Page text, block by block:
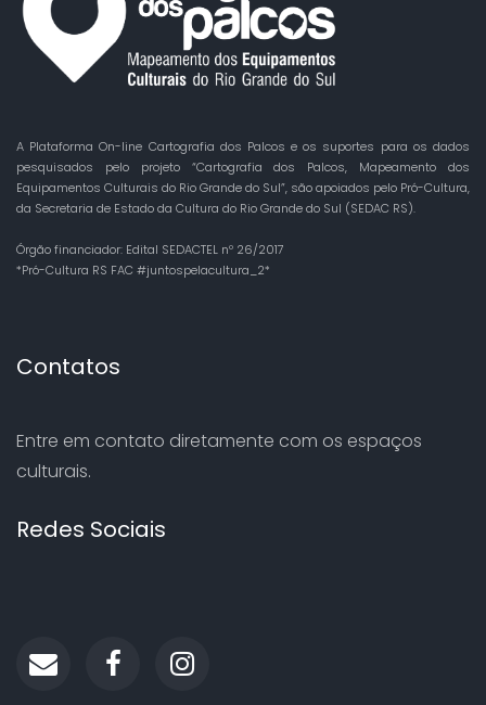
A Plataforma On-line Cartografia dos Palcos e os suportes para os dados
pesquisados pelo projeto “Cartografia dos Palcos, Mapeamento dos
Equipamentos Culturais do Rio Grande do Sul”, são apoiados pelo Pró-Cultura,
da Secretaria de Estado da Cultura do Rio Grande do Sul (SEDAC RS).
Órgão financiador: Edital SEDACTEL nº 26/2017
*Pró-Cultura RS FAC #juntospelacultura_2*
Contatos
Entre em contato diretamente com os espaços
culturais.
Redes Sociais